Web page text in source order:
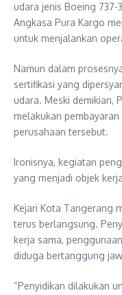
udara jenis Boeing
Angkasa Pura Kargo
untuk menjalankan
Namun dalam
sertifikasi yang
udara. Meski demikian,
melakukan
perusahaan tersebut.
Ironisnya, kegiatan
yang menjadi objek
Kejari Kota Tangerang
terus berlangsung.
kerja sama,
diduga bertanggung
“Penyidikan dilakukan